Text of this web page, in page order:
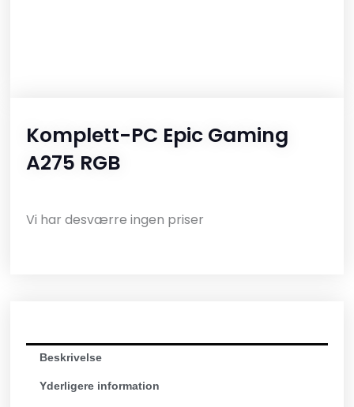
Komplett-PC Epic Gaming
A275 RGB
Vi har desværre ingen priser
Beskrivelse
Yderligere information